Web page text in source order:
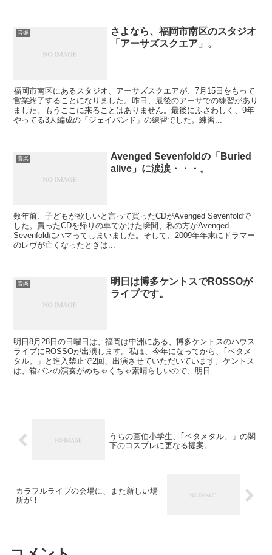
音楽
さよなら、福岡市南区のスタジオ
「アーサズスクエア」。
福岡市南区にあるスタジオ、アーサズスクエアが、7月15日をもって
営業終了することになりました。昨日、最後のアーサでの練習があり
ました。もうここに来ることはありません。最後にふさわしく、9年
やってる3人編成の「ジェイバンド」の練習でした。練習...
音楽
Avenged Sevenfoldの「Buried
alive」に涙涙・・・。
数年前、子どもが欲しいと言って買ったCDがAvenged Sevenfoldで
した。買ったCDを帰りの車でかけた瞬間、私の方がAvenged
Sevenfoldにハマってしまいました。そして、2009年年末にドラマー
のレヴが亡くなったときは...
音楽
明日は博多ケントスでROSSOが
ライブです。
明日8月28日の日曜日は、福岡は中洲にある、博多ケントスのハウス
ライブにROSSOが出演します。私は、今年になってから、｢ベタメ
タル。」と進入禁止で2回、出演させていただいています。ケントス
は、箱バンの演奏がめちゃくちゃ素晴らしいので、明日...
うちの画伯小学生、｢ベタメタル。」の閣
下のコスプレに更なる提案。
カラフルライブの会場に、また新しい場
所が！